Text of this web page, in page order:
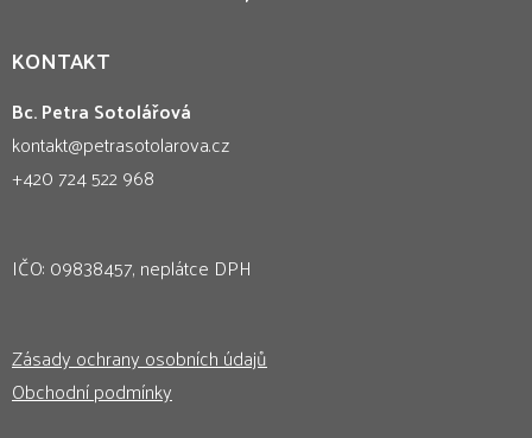
KONTAKT
Bc. Petra Sotolářová
kontakt@petrasotolarova.cz
+420 724 522 968
IČO: 09838457, neplátce DPH
Zásady ochrany osobních údajů
Obchodní podmínky